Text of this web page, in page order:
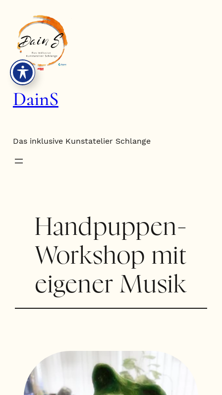
Inhalt
springen
DainS
Das inklusive Kunstatelier Schlange
Handpuppen-
Workshop mit
eigener Musik